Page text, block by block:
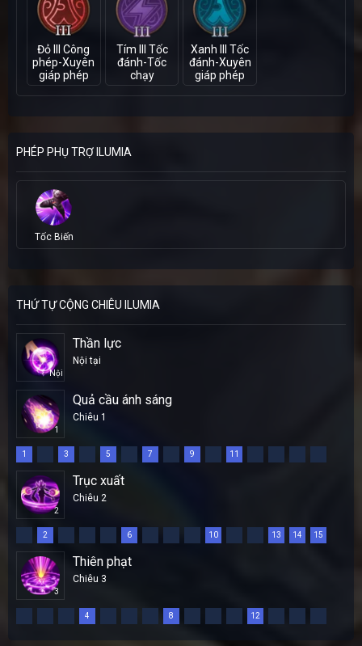
Đỏ III Công
phép-Xuyên
giáp phép
Tím III Tốc
đánh-Tốc
chạy
Xanh III Tốc
đánh-Xuyên
giáp phép
PHÉP PHỤ TRỢ ILUMIA
Tốc Biến
THỨ TỰ CỘNG CHIÊU ILUMIA
Nội
Thần lực
Nội tại
1
Quả cầu ánh sáng
Chiêu 1
1 3 5 7 9 11
2
Trục xuất
Chiêu 2
2 6 10 13 14 15
3
Thiên phạt
Chiêu 3
4 8 12